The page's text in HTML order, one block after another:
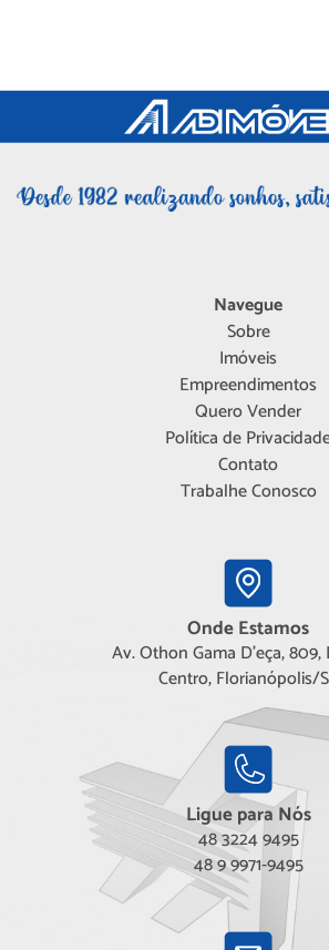
Navegue
Sobre
Imóveis
Empreendimentos
Quero Vender
Política de
Contato
Trabalhe Conosco
Onde Estamos
Av. Othon Gama D'eça, 809,
Centro, Florianópolis/
Ligue para Nós
48 3224 9495
48 9 9971-9495